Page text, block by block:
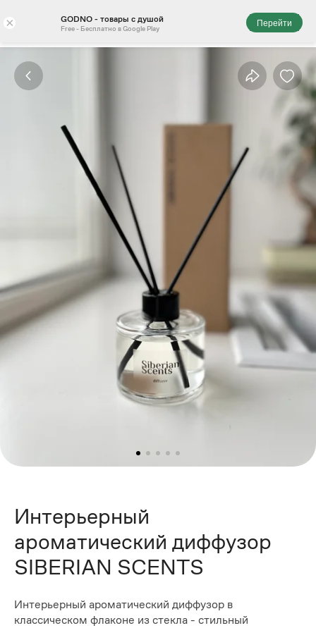
× GODNO - товары с душой
Free - Бесплатно в Google Play
Перейти
Интерьерный
ароматический диффузор
SIBERIAN SCENTS
Интерьерный ароматический диффузор в
классическом флаконе из стекла - стильный